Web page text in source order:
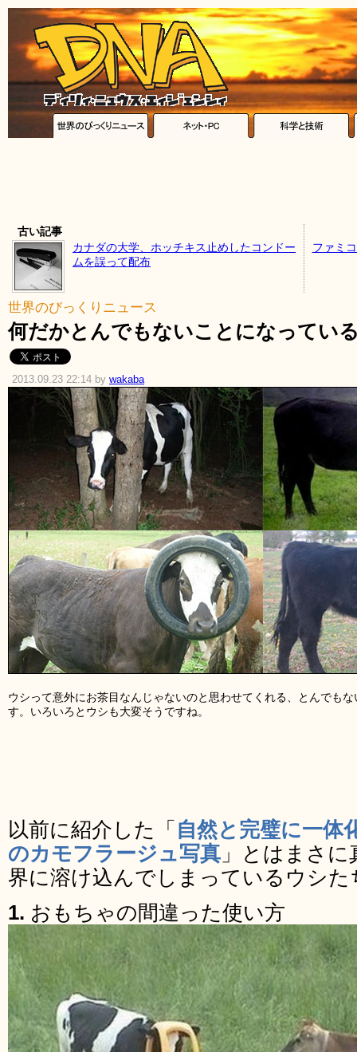
古い記事
カナダの大学、ホッチキス止めしたコンドー
ムを誤って配布
ファミ
世界のびっくりニュース
何だかとんでもないことになってい
2013.09.23 22:14 by wakaba
ウシって意外にお茶目なんじゃないのと思わせてくれる、とんでも
す。いろいろとウシも大変そうですね。
以前に紹介した「 自然と完璧に一体
のカモフラージュ写真 」とはまさ
界に溶け込んでしまっているウシた
1. おもちゃの間違った使い方